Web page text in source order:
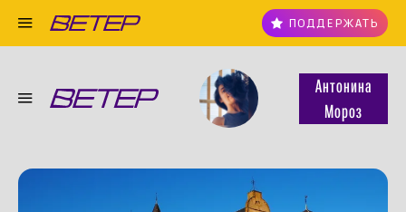
ПОДДЕРЖАТЬ
Антонина
Мороз